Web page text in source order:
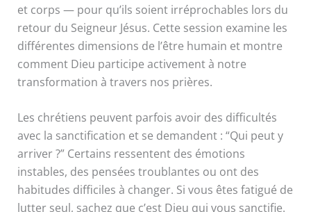
et corps — pour qu’ils soient irréprochables lors du
retour du Seigneur Jésus. Cette session examine les
différentes dimensions de l’être humain et montre
comment Dieu participe activement à notre
transformation à travers nos prières.
Les chrétiens peuvent parfois avoir des difficultés
avec la sanctification et se demandent : “Qui peut y
arriver ?” Certains ressentent des émotions
instables, des pensées troublantes ou ont des
habitudes difficiles à changer. Si vous êtes fatigué de
lutter seul, sachez que c’est Dieu qui vous sanctifie.